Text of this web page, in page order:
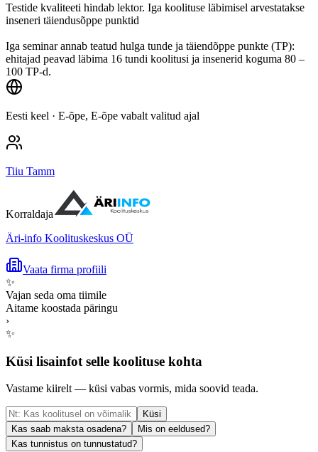
Testide kvaliteeti hindab lektor. Iga koolituse läbimisel arvestatakse
inseneri täiendusõppe punktid
Iga seminar annab teatud hulga tunde ja täiendõppe punkte (TP):
ehitajad peavad läbima 16 tundi koolitusi ja insenerid koguma 80 –
100 TP-d.
Eesti keel · E-õpe, E-õpe vabalt valitud ajal
Tiiu Tamm
Korraldaja
Äri-info Koolituskeskus OÜ
Vaata firma profiili
✨
Vajan seda oma tiimile
Aitame koostada päringu
›
✨
Küsi lisainfot selle koolituse kohta
Vastame kiirelt — küsi vabas vormis, mida soovid teada.
Küsi
Kas saab maksta osadena?
Mis on eeldused?
Kas tunnistus on tunnustatud?